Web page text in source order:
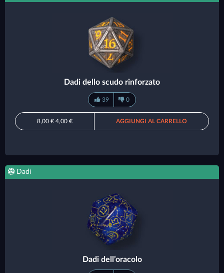
Dadi dello scudo rinforzato
39 0
8,00 € 4,00 € AGGIUNGI AL CARRELLO
Dadi
Dadi dell’oracolo